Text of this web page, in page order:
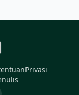
Privasi